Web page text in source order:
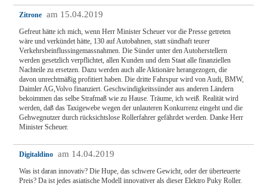
Zitrone am 15.04.2019
Gefreut hätte ich mich, wenn Herr Minister Scheuer vor die Presse getreten
wäre und verkündet hätte, 130 auf Autobahnen, statt sündhaft teurer
Verkehrsbeinflussingemassnahmen. Die Sünder unter den Autoherstellern
werden gesetzlich verpflichtet, allen Kunden und dem Staat alle finanziellen
Nachteile zu ersetzen. Dazu werden auch alle Aktionäre herangezogen, die
davon unrechtmäßig profitiert haben. Die dritte Fahrspur wird von Audi, BMW,
Daimler AG,Volvo finanziert. Geschwindigkeitssünder aus anderen Ländern
bekoimmen das selbe Strafmaß wie zu Hause. Träume, ich weiß. Realität wird
werden, daß das Taxigewebe wegen der unlauteren Konkurrenz eingeht und die
Gehwegnutzer durch rücksichtslose Rollerfahrer gefährdet werden. Danke Herr
Minister Scheuer.
Digitaldino am 14.04.2019
Was ist daran innovativ? Die Hupe, das schwere Gewicht, oder der überteuerte
Preis? Da ist jedes asiatische Modell innovativer als dieser Elektro Puky Roller.